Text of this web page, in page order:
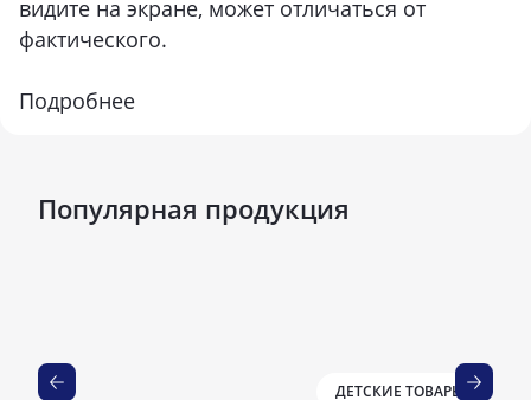
видите на экране, может отличаться от
фактического.
Подробнее
Популярная продукция
ДЕТСКИЕ ТОВАРЫ